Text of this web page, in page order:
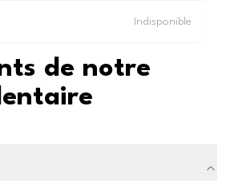
Indisponible
de notre